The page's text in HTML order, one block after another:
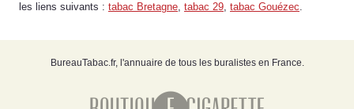
les liens suivants : tabac Bretagne, tabac 29, tabac Gouézec.
BureauTabac.fr, l'annuaire de tous les buralistes en France.